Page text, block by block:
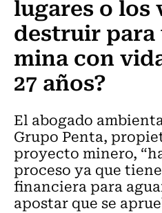
lugares o los
destruir para
mina con
27 años?
El abogado
Grupo Penta,
proyecto minero,
proceso ya que
financiera para
apostar que se